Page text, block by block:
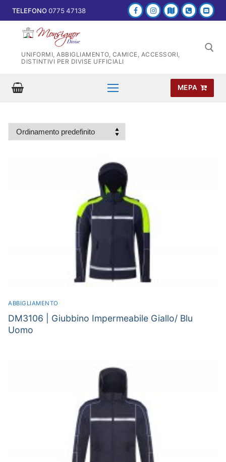
al
contenuto
TELEFONO0775 47138
UNIFORMI, ABBIGLIAMENTO, CAMICE, ACCESSORI,
DISTINTIVI PER DIVISE UFFICIALI
MEPA
ABBIGLIAMENTO
DM3106 | Giubbino Impermeabile Giallo/ Blu
Uomo